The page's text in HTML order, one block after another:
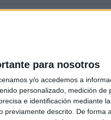
para nosotros
y/o accedemos a
personalizado, medición
e identificación mediante
previamente descrito. De